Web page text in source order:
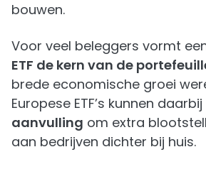
bouwen.
Voor veel beleggers vormt
ETF de kern van de
brede economische groei
Europese ETF’s kunnen
aanvulling om extra
aan bedrijven dichter bij huis.